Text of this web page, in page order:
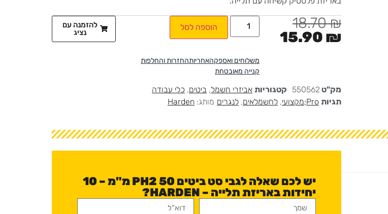
18.70₪
15.90 ₪
הוספה לסל
משלוחים ואספקהאחריותהחזרות והחלפות
קנייה מאובטחת
להזמנה עם
נציג
מק"ט 550562 קטגוריות אביזרי חשמל, ביטים, כלי עבודה
תגיות Pro;מקצועי , לחשמלאים, לנגרים מותג: Harden
יש לכם שאלה לגבי סט ביטים PH2 50 מ"מ – 10
יחידות באריזת תלייה – HARDEN?